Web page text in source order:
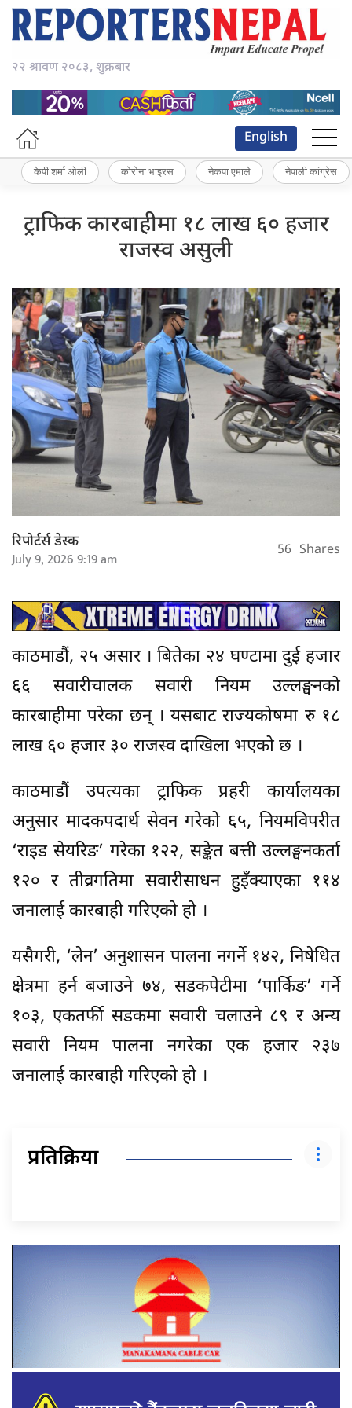
२२ श्रावण २०८३, शुक्रबार
English
केपी शर्मा ओली कोरोना भाइरस नेकपा एमाले नेपाली कांग्रेस
ट्राफिक कारबाहीमा १८ लाख ६० हजार
राजस्व असुली
रिपोर्टर्स डेस्क
July 9, 2026 9:19 am 56 Shares
काठमाडौं, २५ असार । बितेका २४ घण्टामा दुई हजार
६६ सवारीचालक सवारी नियम उल्लङ्घनको
कारबाहीमा परेका छन् । यसबाट राज्यकोषमा रु १८
लाख ६० हजार ३० राजस्व दाखिला भएको छ ।
काठमाडौं उपत्यका ट्राफिक प्रहरी कार्यालयका
अनुसार मादकपदार्थ सेवन गरेको ६५, नियमविपरीत
‘राइड सेयरिङ’ गरेका १२२, सङ्केत बत्ती उल्लङ्घनकर्ता
१२० र तीव्रगतिमा सवारीसाधन हुइँक्याएका ११४
जनालाई कारबाही गरिएको हो ।
यसैगरी, ‘लेन’ अनुशासन पालना नगर्ने १४२, निषेधित
क्षेत्रमा हर्न बजाउने ७४, सडकपेटीमा ‘पार्किङ’ गर्ने
१०३, एकतर्फी सडकमा सवारी चलाउने ८९ र अन्य
सवारी नियम पालना नगरेका एक हजार २३७
जनालाई कारबाही गरिएको हो ।
प्रतिक्रिया